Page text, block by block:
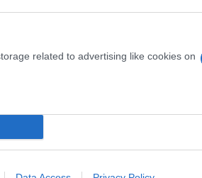
related to advertising like cookies on
Καρέτσου